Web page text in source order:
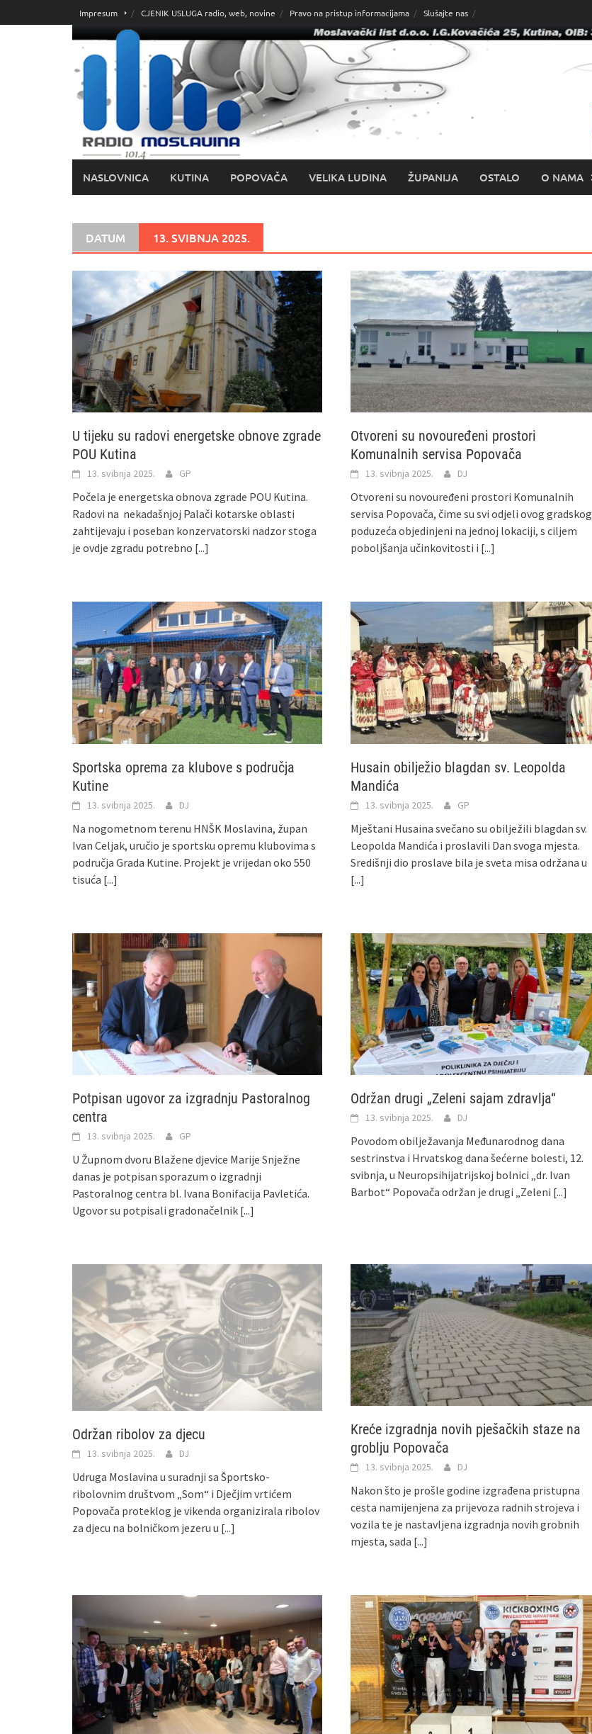
do
Impresum CJENIK USLUGA radio, web, novine Pravo na pristup informacijama Slušajte nas
NASLOVNICA KUTINA POPOVAČA VELIKA LUDINA ŽUPANIJA OSTALO O NAMA
DATUM 13. SVIBNJA 2025.
U tijeku su radovi energetske obnove zgrade
POU Kutina
13. svibnja 2025. GP
Počela je energetska obnova zgrade POU Kutina.
Radovi na nekadašnjoj Palači kotarske oblasti
zahtijevaju i poseban konzervatorski nadzor stoga
je ovdje zgradu potrebno [...]
Otvoreni su novouređeni prostori
Komunalnih servisa Popovača
13. svibnja 2025. DJ
Otvoreni su novouređeni prostori Komunalnih
servisa Popovača, čime su svi odjeli ovog gradskog
poduzeća objedinjeni na jednoj lokaciji, s ciljem
poboljšanja učinkovitosti i [...]
Sportska oprema za klubove s područja
Kutine
13. svibnja 2025. DJ
Na nogometnom terenu HNŠK Moslavina, župan
Ivan Celjak, uručio je sportsku opremu klubovima s
područja Grada Kutine. Projekt je vrijedan oko 550
tisuća [...]
Husain obilježio blagdan sv. Leopolda
Mandića
13. svibnja 2025. GP
Mještani Husaina svečano su obilježili blagdan sv.
Leopolda Mandića i proslavili Dan svoga mjesta.
Središnji dio proslave bila je sveta misa održana u
[...]
Potpisan ugovor za izgradnju Pastoralnog
centra
13. svibnja 2025. GP
U Župnom dvoru Blažene djevice Marije Snježne
danas je potpisan sporazum o izgradnji
Pastoralnog centra bl. Ivana Bonifacija Pavletića.
Ugovor su potpisali gradonačelnik [...]
Održan drugi „Zeleni sajam zdravlja“
13. svibnja 2025. DJ
Povodom obilježavanja Međunarodnog dana
sestrinstva i Hrvatskog dana šećerne bolesti, 12.
svibnja, u Neuropsihijatrijskoj bolnici „dr. Ivan
Barbot“ Popovača održan je drugi „Zeleni [...]
Održan ribolov za djecu
13. svibnja 2025. DJ
Udruga Moslavina u suradnji sa Športsko-
ribolovnim društvom „Som“ i Dječjim vrtićem
Popovača proteklog je vikenda organizirala ribolov
za djecu na bolničkom jezeru u [...]
Kreće izgradnja novih pješačkih staze na
groblju Popovača
13. svibnja 2025. DJ
Nakon što je prošle godine izgrađena pristupna
cesta namijenjena za prijevoza radnih strojeva i
vozila te je nastavljena izgradnja novih grobnih
mjesta, sada [...]